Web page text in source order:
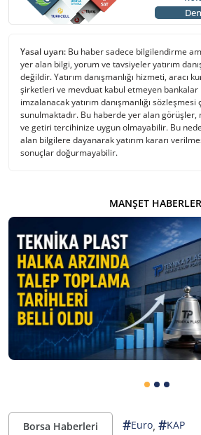
Yasal uyarı: Bu haber sadece bilgilendirme
yer alan bilgi, yorum ve tavsiyeler yatırım
değildir. Yatırım danışmanlığı hizmeti, aracı
şirketleri ve mevduat kabul etmeyen bankalar
imzalanacak yatırım danışmanlığı
sunulmaktadır. Bu haberde yer alan
ve getiri tercihinize uygun olmayabilir. Bu
alan bilgilere dayanarak yatırım kararı
sonuçlar doğurmayabilir.
MANŞET
Borsa Haberleri #Euro, #KAP